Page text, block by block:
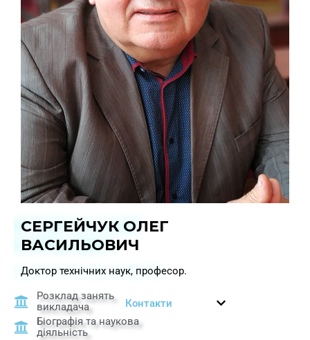
СЕРГЕЙЧУК ОЛЕГ
ВАСИЛЬОВИЧ
Доктор технічних наук, професор.
Контакти
Розклад занять
викладача
Біографія та наукова
діяльність